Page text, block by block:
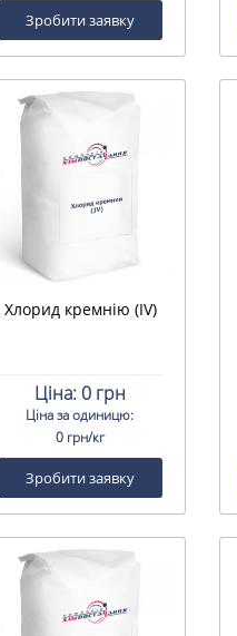
Зробити заявку
Хлорид кремнію (IV)
Ціна:0 грн
Ціна за одиницю:
0 грн/кг
Зробити заявку